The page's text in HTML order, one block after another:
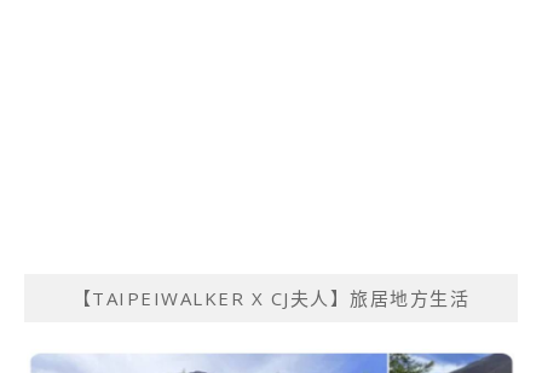
【TAIPEIWALKER X CJ夫人】旅居地方生活